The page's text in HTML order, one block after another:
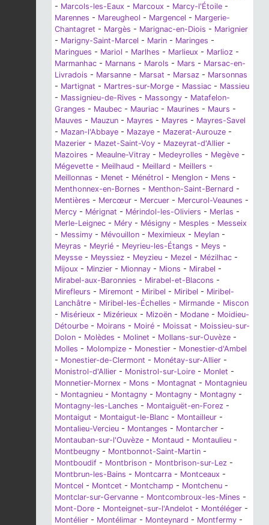
- Marcols-les-Eaux - Marcoux - Marcy-l'Étoile -
Marennes - Mareugheol - Margencel - Margerie-
Chantagret - Margès - Marignac-en-Diois - Marignier
- Marigny-Saint-Marcel - Marin - Maringes -
Maringues - Mariol - Marlhes - Marlieux - Marlioz -
Marmanhac - Marnans - Marols - Mars - Marsac-en-
Livradois - Marsanne - Marsat - Marsaz - Marsonnas
- Martignat - Martres-sur-Morge - Massiac - Massieu
- Massignieu-de-Rives - Massongy - Matafelon-
Granges - Maubec - Mauriac - Maurines - Maurs -
Mauves - Mauzun - Mayres - Mayres - Mayres-Savel
- Mazan-l'Abbaye - Mazaye - Mazerat-Aurouze -
Mazerier - Mazet-Saint-Voy - Mazeyrat-d'Allier -
Mazoires - Meaulne-Vitray - Medeyrolles - Megève -
Mégevette - Meilhaud - Meillard - Meillers -
Meillonnas - Menet - Ménétrol - Menglon - Mens -
Menthonnex-en-Bornes - Menthon-Saint-Bernard -
Mentières - Mercœur - Mercuer - Mercurol-Veaunes -
Mercy - Mérignat - Mérindol-les-Oliviers - Merlas -
Merle-Leignec - Méry - Mésigny - Mesples - Messeix
- Messimy - Mévouillon - Meximieux - Meylan -
Meyras - Meyrié - Meyrieu-les-Étangs - Meys -
Meysse - Meyssiez - Meyzieu - Mezel - Mézilhac -
Mijoux - Minzier - Mionnay - Mions - Mirabel -
Mirabel-aux-Baronnies - Mirabel-et-Blacons -
Mirefleurs - Miremont - Miribel - Miribel - Miribel-
Lanchâtre - Miribel-les-Échelles - Mirmande - Miscon
- Misérieux - Mizérieux - Mizoën - Modane - Moidieu-
Détourbe - Moirans - Moiré - Moissat - Moissieu-sur-
Dolon - Molèdes - Molinet - Mollans-sur-Ouvèze -
Molles - Molompize - Monestier - Monestier-d'Ambel
- Monestier-de-Clermont - Monétay-sur-Allier -
Monistrol-d'Allier - Monistrol-sur-Loire - Monlet -
Monnetier-Mornex - Mons - Montagnat - Montagnieu
- Montagnieu - Montagny - Montagny - Montagny -
Montagny-les-Lanches - Montaiguët-en-Forez -
Montaigut - Montaigut-le-Blanc - Montailleur -
Montalieu-Vercieu - Montanges - Montarcher -
Montauban-sur-l'Ouvèze - Montaud - Montaulieu -
Montbeugny - Montbonnot-Saint-Martin -
Montboudif - Montbrison - Montbrison-sur-Lez -
Montbrun-les-Bains - Montcarra - Montceaux -
Montcel - Montcet - Montchamp - Montchenu -
Montclar-sur-Gervanne - Montcombroux-les-Mines -
Mont-Dore - Monteignet-sur-l'Andelot - Montéléger -
Montélier - Montélimar - Monteynard - Montfermy -